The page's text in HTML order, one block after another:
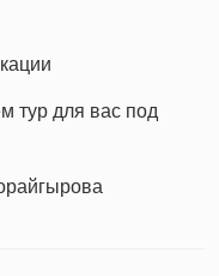
тур для вас под